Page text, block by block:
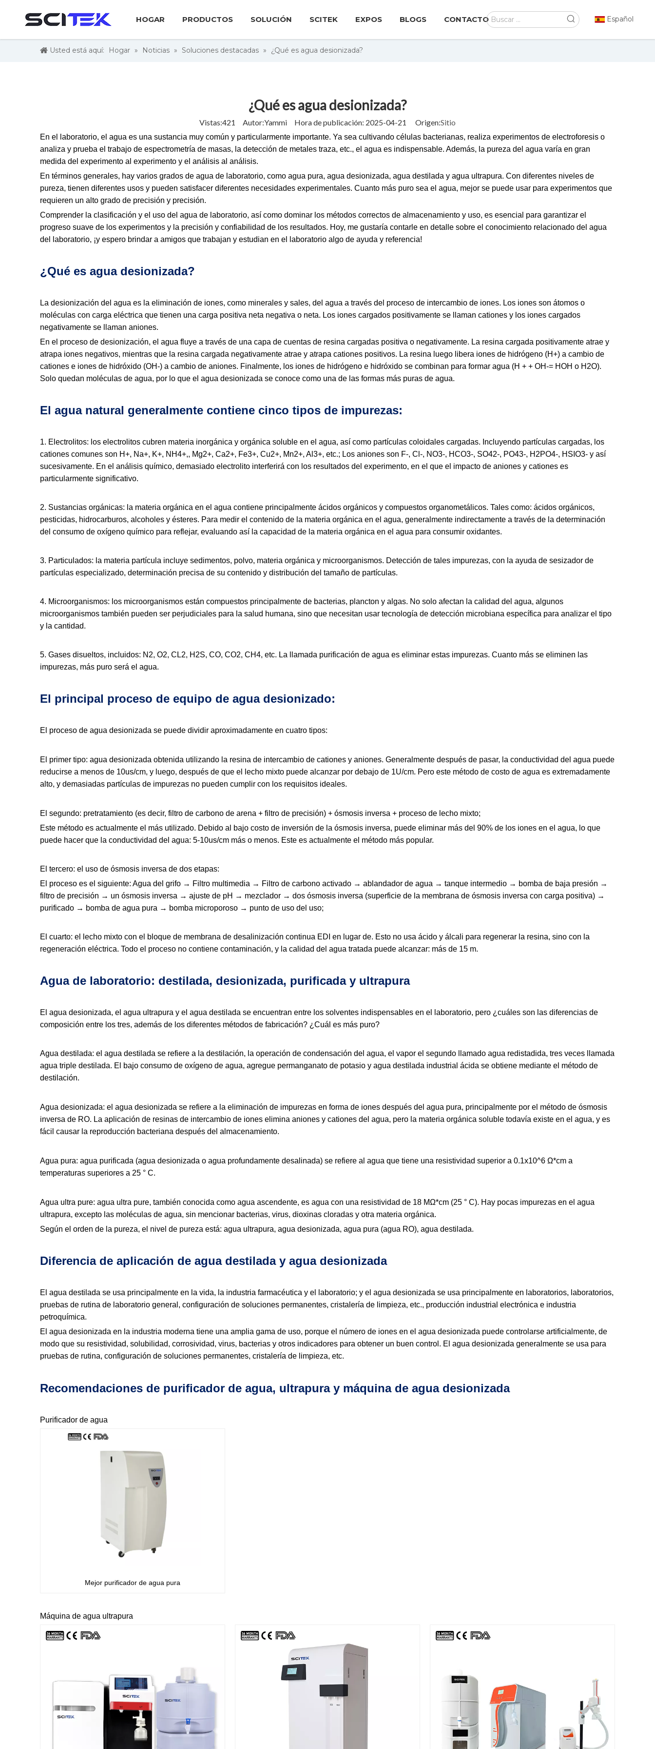
HOGAR PRODUCTOS SOLUCIÓN SCITEK EXPOS BLOGS CONTACTO Español
Usted está aquí: Hogar » Noticias » Soluciones destacadas » ¿Qué es agua desionizada?
¿Qué es agua desionizada?
Vistas:421 Autor:Yammi Hora de publicación: 2025-04-21 Origen:Sitio
En el laboratorio, el agua es una sustancia muy común y particularmente importante. Ya sea cultivando células bacterianas, realiza experimentos de electroforesis o
analiza y prueba el trabajo de espectrometría de masas, la detección de metales traza, etc., el agua es indispensable. Además, la pureza del agua varía en gran
medida del experimento al experimento y el análisis al análisis.
En términos generales, hay varios grados de agua de laboratorio, como agua pura, agua desionizada, agua destilada y agua ultrapura. Con diferentes niveles de
pureza, tienen diferentes usos y pueden satisfacer diferentes necesidades experimentales. Cuanto más puro sea el agua, mejor se puede usar para experimentos que
requieren un alto grado de precisión y precisión.
Comprender la clasificación y el uso del agua de laboratorio, así como dominar los métodos correctos de almacenamiento y uso, es esencial para garantizar el
progreso suave de los experimentos y la precisión y confiabilidad de los resultados. Hoy, me gustaría contarle en detalle sobre el conocimiento relacionado del agua
del laboratorio, ¡y espero brindar a amigos que trabajan y estudian en el laboratorio algo de ayuda y referencia!
¿Qué es agua desionizada?
La desionización del agua es la eliminación de iones, como minerales y sales, del agua a través del proceso de intercambio de iones. Los iones son átomos o
moléculas con carga eléctrica que tienen una carga positiva neta negativa o neta. Los iones cargados positivamente se llaman cationes y los iones cargados
negativamente se llaman aniones.
En el proceso de desionización, el agua fluye a través de una capa de cuentas de resina cargadas positiva o negativamente. La resina cargada positivamente atrae y
atrapa iones negativos, mientras que la resina cargada negativamente atrae y atrapa cationes positivos. La resina luego libera iones de hidrógeno (H+) a cambio de
cationes e iones de hidróxido (OH-) a cambio de aniones. Finalmente, los iones de hidrógeno e hidróxido se combinan para formar agua (H + + OH-= HOH o H2O).
Solo quedan moléculas de agua, por lo que el agua desionizada se conoce como una de las formas más puras de agua.
El agua natural generalmente contiene cinco tipos de impurezas:
1. Electrolitos: los electrolitos cubren materia inorgánica y orgánica soluble en el agua, así como partículas coloidales cargadas. Incluyendo partículas cargadas, los
cationes comunes son H+, Na+, K+, NH4+,, Mg2+, Ca2+, Fe3+, Cu2+, Mn2+, Al3+, etc.; Los aniones son F-, Cl-, NO3-, HCO3-, SO42-, PO43-, H2PO4-, HSIO3- y así
sucesivamente. En el análisis químico, demasiado electrolito interferirá con los resultados del experimento, en el que el impacto de aniones y cationes es
particularmente significativo.
2. Sustancias orgánicas: la materia orgánica en el agua contiene principalmente ácidos orgánicos y compuestos organometálicos. Tales como: ácidos orgánicos,
pesticidas, hidrocarburos, alcoholes y ésteres. Para medir el contenido de la materia orgánica en el agua, generalmente indirectamente a través de la determinación
del consumo de oxígeno químico para reflejar, evaluando así la capacidad de la materia orgánica en el agua para consumir oxidantes.
3. Particulados: la materia partícula incluye sedimentos, polvo, materia orgánica y microorganismos. Detección de tales impurezas, con la ayuda de sesizador de
partículas especializado, determinación precisa de su contenido y distribución del tamaño de partículas.
4. Microorganismos: los microorganismos están compuestos principalmente de bacterias, plancton y algas. No solo afectan la calidad del agua, algunos
microorganismos también pueden ser perjudiciales para la salud humana, sino que necesitan usar tecnología de detección microbiana específica para analizar el tipo
y la cantidad.
5. Gases disueltos, incluidos: N2, O2, CL2, H2S, CO, CO2, CH4, etc. La llamada purificación de agua es eliminar estas impurezas. Cuanto más se eliminen las
impurezas, más puro será el agua.
El principal proceso de equipo de agua desionizado:
El proceso de agua desionizada se puede dividir aproximadamente en cuatro tipos:
El primer tipo: agua desionizada obtenida utilizando la resina de intercambio de cationes y aniones. Generalmente después de pasar, la conductividad del agua puede
reducirse a menos de 10us/cm, y luego, después de que el lecho mixto puede alcanzar por debajo de 1U/cm. Pero este método de costo de agua es extremadamente
alto, y demasiadas partículas de impurezas no pueden cumplir con los requisitos ideales.
El segundo: pretratamiento (es decir, filtro de carbono de arena + filtro de precisión) + ósmosis inversa + proceso de lecho mixto;
Este método es actualmente el más utilizado. Debido al bajo costo de inversión de la ósmosis inversa, puede eliminar más del 90% de los iones en el agua, lo que
puede hacer que la conductividad del agua: 5-10us/cm más o menos. Este es actualmente el método más popular.
El tercero: el uso de ósmosis inversa de dos etapas:
El proceso es el siguiente: Agua del grifo → Filtro multimedia → Filtro de carbono activado → ablandador de agua → tanque intermedio → bomba de baja presión →
filtro de precisión → un ósmosis inversa → ajuste de pH → mezclador → dos ósmosis inversa (superficie de la membrana de ósmosis inversa con carga positiva) →
purificado → bomba de agua pura → bomba microporoso → punto de uso del uso;
El cuarto: el lecho mixto con el bloque de membrana de desalinización continua EDI en lugar de. Esto no usa ácido y álcali para regenerar la resina, sino con la
regeneración eléctrica. Todo el proceso no contiene contaminación, y la calidad del agua tratada puede alcanzar: más de 15 m.
Agua de laboratorio: destilada, desionizada, purificada y ultrapura
El agua desionizada, el agua ultrapura y el agua destilada se encuentran entre los solventes indispensables en el laboratorio, pero ¿cuáles son las diferencias de
composición entre los tres, además de los diferentes métodos de fabricación? ¿Cuál es más puro?
Agua destilada: el agua destilada se refiere a la destilación, la operación de condensación del agua, el vapor el segundo llamado agua redistadida, tres veces llamada
agua triple destilada. El bajo consumo de oxígeno de agua, agregue permanganato de potasio y agua destilada industrial ácida se obtiene mediante el método de
destilación.
Agua desionizada: el agua desionizada se refiere a la eliminación de impurezas en forma de iones después del agua pura, principalmente por el método de ósmosis
inversa de RO. La aplicación de resinas de intercambio de iones elimina aniones y cationes del agua, pero la materia orgánica soluble todavía existe en el agua, y es
fácil causar la reproducción bacteriana después del almacenamiento.
Agua pura: agua purificada (agua desionizada o agua profundamente desalinada) se refiere al agua que tiene una resistividad superior a 0.1x10^6 Ω*cm a
temperaturas superiores a 25 ° C.
Agua ultra pure: agua ultra pure, también conocida como agua ascendente, es agua con una resistividad de 18 MΩ*cm (25 ° C). Hay pocas impurezas en el agua
ultrapura, excepto las moléculas de agua, sin mencionar bacterias, virus, dioxinas cloradas y otra materia orgánica.
Según el orden de la pureza, el nivel de pureza está: agua ultrapura, agua desionizada, agua pura (agua RO), agua destilada.
Diferencia de aplicación de agua destilada y agua desionizada
El agua destilada se usa principalmente en la vida, la industria farmacéutica y el laboratorio; y el agua desionizada se usa principalmente en laboratorios, laboratorios,
pruebas de rutina de laboratorio general, configuración de soluciones permanentes, cristalería de limpieza, etc., producción industrial electrónica e industria
petroquímica.
El agua desionizada en la industria moderna tiene una amplia gama de uso, porque el número de iones en el agua desionizada puede controlarse artificialmente, de
modo que su resistividad, solubilidad, corrosividad, virus, bacterias y otros indicadores para obtener un buen control. El agua desionizada generalmente se usa para
pruebas de rutina, configuración de soluciones permanentes, cristalería de limpieza, etc.
Recomendaciones de purificador de agua, ultrapura y máquina de agua desionizada
Purificador de agua
Mejor purificador de agua pura
Máquina de agua ultrapura